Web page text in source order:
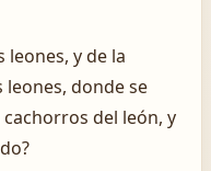
leones, y de la
leones, donde se
del león, y